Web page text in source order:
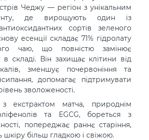
Чеджу — регіон з унікальним
де вирощують один із
сортів зеленого
есенції складає 71% гідролату
чаю, що повністю замінює
складі. Він захищає клітини від
зменшує почервоніння та
допомагає підтримувати
зволоженості.
екстрактом матча, природнім
та EGCG, бореться з
попереджає раннє старіння,
шкіру більш гладкою і свіжою.